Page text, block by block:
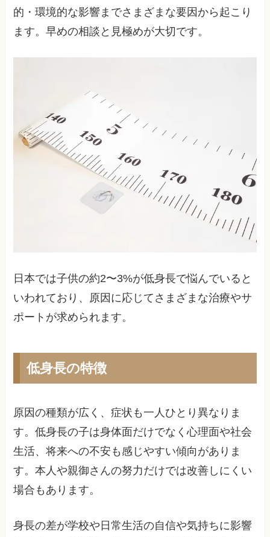
的・環境的な影響までさまざまな要因から起こり
ます。早めの相談と見極めが大切です。
日本では子供の約2〜3%が低身長で悩んでいると
いわれており、原因に応じてさまざまな治療やサ
ポートが求められます。
低身長の特徴
原因の種類が広く、症状も一人ひとり異なりま
す。低身長の子は身体面だけでなく心理面や社会
生活、将来への不安も感じやすい傾向がありま
す。本人や親御さんの努力だけでは改善しにくい
場合もあります。
身長の差が学校や日常生活の自信や気持ちに影響